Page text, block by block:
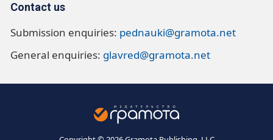
Contact us
Submission enquiries: pednauki@gramota.net
General enquiries: glavred@gramota.net